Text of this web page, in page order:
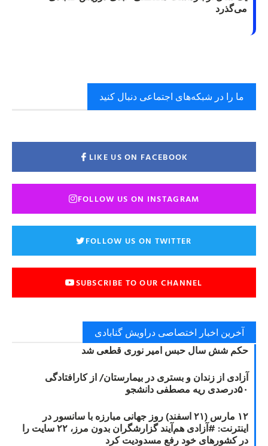
می‌گذرد
ما را در شبکه‌های اجتماعی دنبال کنید
LIKE US ON FACEBOOK
FOLLOW US ON INSTAGRAM
FOLLOW US ON TWITTER
SUBSCRIBE TO OUR CHANNEL
آخرین اخبار اختصاصی دراویش گنابادی
حکم شش سال حبس امیر نوری قطعی شد
آزادی از زندان و بستری در بیمارستان/ از کارافتادگی
۵۰درصدی ریه مصطفی دانشجو
۱۲ مارس (۲۱ اسفند) روز جهانی مبارزه با سانسور در
اینترنت: #آزادی هم‌آیند گزارشگران‌ بدون مرز، ۲۲ سایت را
در کشورهای خود رفع مسدودیت کرد